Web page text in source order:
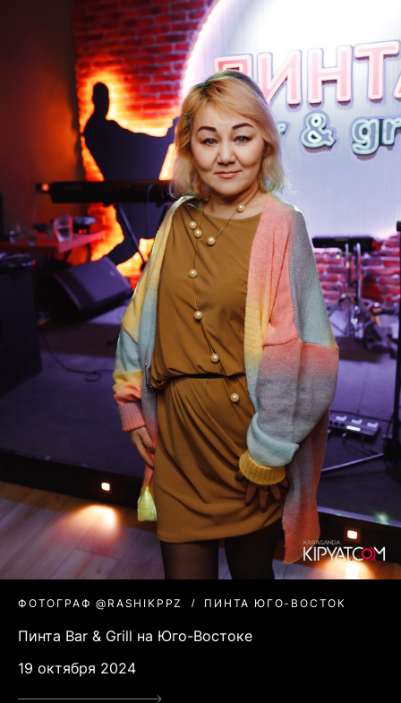
ФОТОГРАФ @RASHIKPPZ ПИНТА ЮГО-ВОСТОК
Пинта Bar & Grill на Юго-Востоке
19 октября 2024